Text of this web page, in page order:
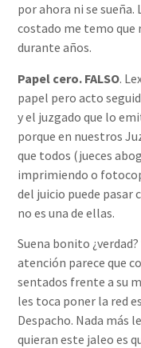
por ahora ni se sueña.
costado me temo que
durante años.
Papel cero. FALSO.
papel pero acto
y el juzgado que lo
porque en nuestros
que todos (jueces
imprimiendo o
del juicio puede pasar
no es una de ellas.
Suena bonito
atención parece que
sentados frente a su
les toca poner la red
Despacho. Nada más
quieran este jaleo es